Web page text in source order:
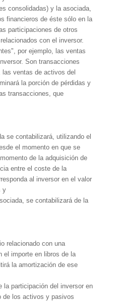
consolidadas) y la asociada,
financieros de éste sólo en la
participaciones de otros
con el inversor.
por ejemplo, las ventas
Son transacciones
ventas de activos del
la porción de pérdidas y
transacciones, que
se contabilizará, utilizando el
el momento en que se
de la adquisición de
entre el coste de la
al inversor en el valor
y
se contabilizará de la
relacionado con una
el importe en libros de la
la amortización de ese
la participación del inversor en
de los activos y pasivos